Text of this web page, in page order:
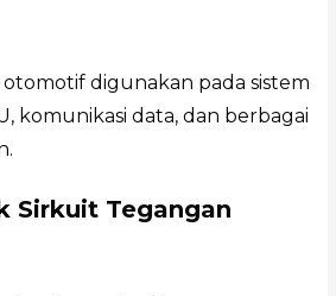
digunakan pada sistem
komunikasi data, dan berbagai
Sirkuit Tegangan